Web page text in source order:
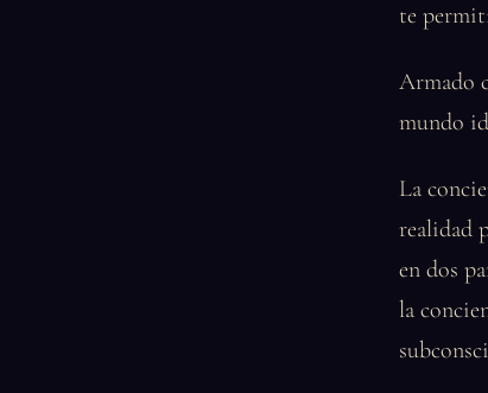
te
Armado
mundo
La
realidad
en dos
la